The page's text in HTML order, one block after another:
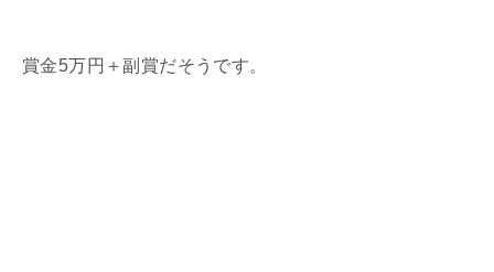
賞金5万円＋副賞だそうです。